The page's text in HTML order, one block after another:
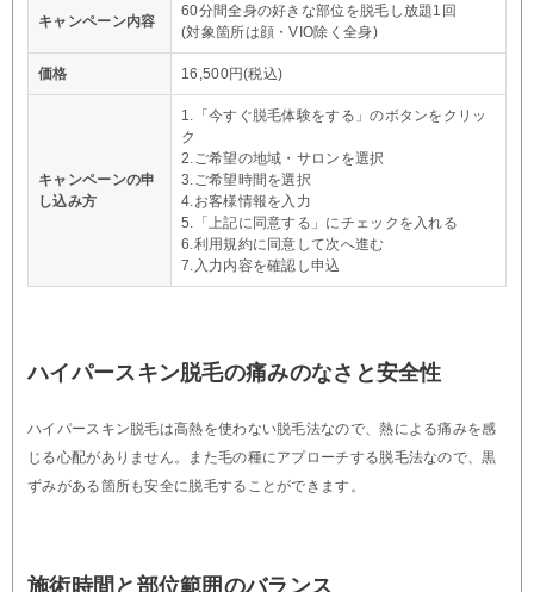
キャンペーン内容
60分間全身の好きな部位を脱毛し放題1回
(対象箇所は顔・VIO除く全身)
価格 16,500円(税込)
キャンペーンの申
し込み方
1.「今すぐ脱毛体験をする」のボタンをクリッ
ク
2.ご希望の地域・サロンを選択
3.ご希望時間を選択
4.お客様情報を入力
5.「上記に同意する」にチェックを入れる
6.利用規約に同意して次へ進む
7.入力内容を確認し申込
ハイパースキン脱毛の痛みのなさと安全性
ハイパースキン脱毛は高熱を使わない脱毛法なので、熱による痛みを感
じる心配がありません。また毛の種にアプローチする脱毛法なので、黒
ずみがある箇所も安全に脱毛することができます。
施術時間と部位範囲のバランス